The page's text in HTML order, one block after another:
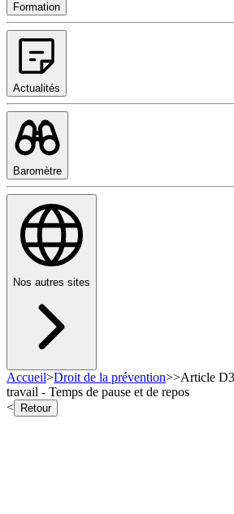
Formation
Actualités
Baromètre
Nos autres sites
Accueil>Droit de la prévention>>Article
travail - Temps de pause et de repos
<
Retour